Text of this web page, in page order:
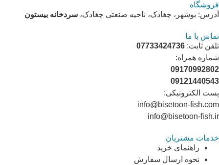
فروشگاه
آدرس: بوشهر، چغادک، ناحیه صنعتی چغادک، سردخانه بیستون
تماس با ما
تلفن ثابت: 07733424736
شماره همراه:
09170992802
09121440543
پست الکترونیکی:
info@bisetoon-fish.com
info@bisetoon-fish.ir
خدمات مشتریان
راهنمای خرید
نحوه ارسال سفارش